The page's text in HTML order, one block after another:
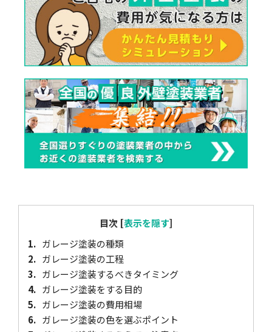
目次 [表示を隠す]
1. ガレージ塗装の種類
2. ガレージ塗装の工程
3. ガレージ塗装するべきタイミング
4. ガレージ塗装をする目的
5. ガレージ塗装の費用相場
6. ガレージ塗装の色を選ぶポイント